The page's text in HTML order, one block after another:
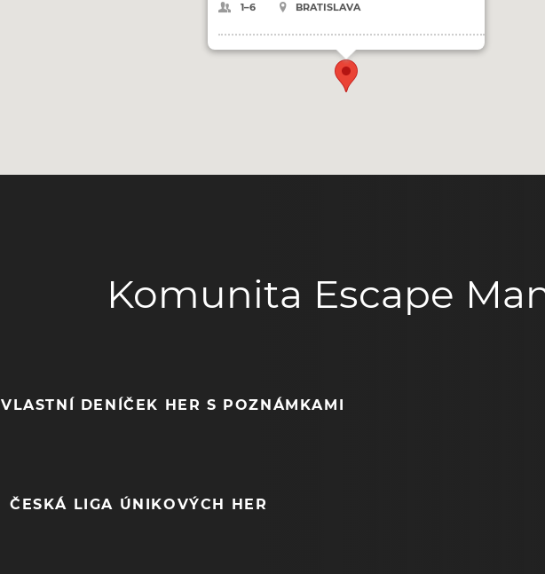
1–6 BRATISLAVA
Komunita Escape
VLASTNÍ DENÍČEK HER S POZNÁMKAMI
ČESKÁ LIGA ÚNIKOVÝCH HER